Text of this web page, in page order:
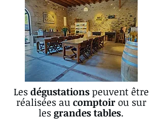
Lesdégustationspeuvent être
réalisées aucomptoirou sur
lesgrandes tables.